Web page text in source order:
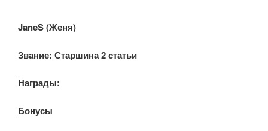
JaneS (Женя)
Звание: Старшина 2 статьи
Награды:
Бонусы: